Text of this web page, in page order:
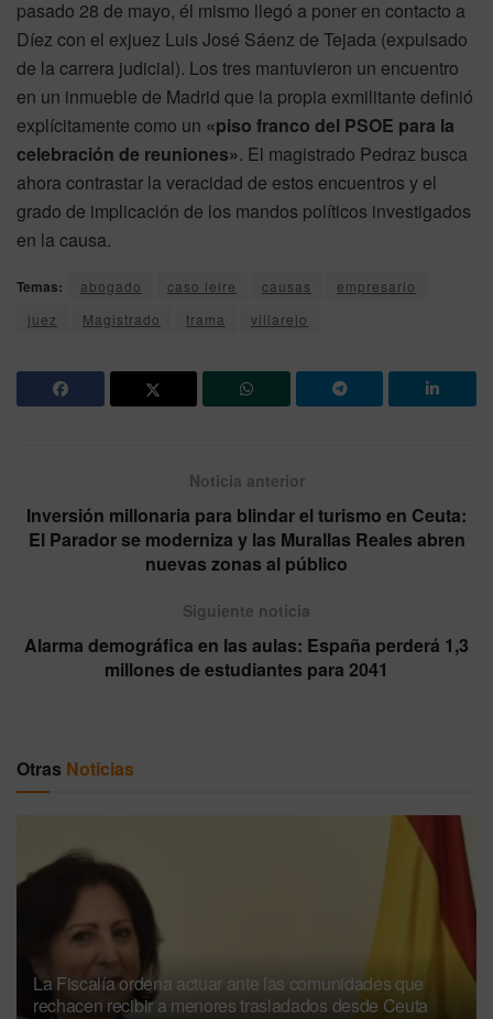
pasado 28 de mayo, él mismo llegó a poner en contacto a
Díez con el exjuez Luis José Sáenz de Tejada (expulsado
de la carrera judicial). Los tres mantuvieron un encuentro
en un inmueble de Madrid que la propia exmilitante definió
explícitamente como un «piso franco del PSOE para la
celebración de reuniones». El magistrado Pedraz busca
ahora contrastar la veracidad de estos encuentros y el
grado de implicación de los mandos políticos investigados
en la causa.
Temas: abogado caso leire causas
empresario
juez
Magistrado trama villarejo
Noticia anterior
Inversión millonaria para blindar el turismo en Ceuta:
El Parador se moderniza y las Murallas Reales abren
nuevas zonas al público
Siguiente noticia
Alarma demográfica en las aulas: España perderá 1,3
millones de estudiantes para 2041
Otras Noticias
La Fiscalía ordena actuar ante las comunidades que
rechacen recibir a menores trasladados desde Ceuta